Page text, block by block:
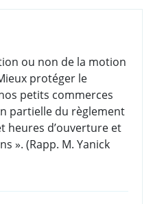
ou non de la motion
protéger le
petits commerces
partielle du règlement
heures d’ouverture et
». (Rapp. M. Yanick